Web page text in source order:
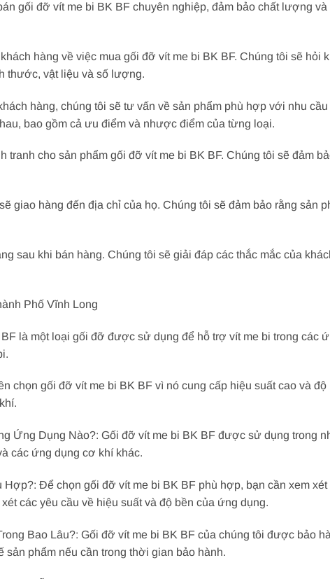
gối đỡ vít me bi BK BF chuyên nghiệp, đảm bảo chất lượng
hàng về việc mua gối đỡ vít me bi BK BF. Chúng tôi sẽ hỏi
thước, vật liệu và số lượng.
hàng, chúng tôi sẽ tư vấn về sản phẩm phù hợp với nhu
bao gồm cả ưu điểm và nhược điểm của từng loại.
tranh cho sản phẩm gối đỡ vít me bi BK BF. Chúng tôi sẽ đảm
giao hàng đến địa chỉ của họ. Chúng tôi sẽ đảm bảo rằng sản
sau khi bán hàng. Chúng tôi sẽ giải đáp các thắc mắc của
Phố Vĩnh Long
là một loại gối đỡ được sử dụng để hỗ trợ vít me bi trong các
chọn gối đỡ vít me bi BK BF vì nó cung cấp hiệu suất cao và
Ứng Dụng Nào?: Gối đỡ vít me bi BK BF được sử dụng trong
các ứng dụng cơ khí khác.
Để chọn gối đỡ vít me bi BK BF phù hợp, bạn cần xem
các yêu cầu về hiệu suất và độ bền của ứng dụng.
Bao Lâu?: Gối đỡ vít me bi BK BF của chúng tôi được bảo
sản phẩm nếu cần trong thời gian bảo hành.